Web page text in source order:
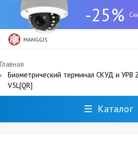
-25%
MANGGIS
Главная
Биометрический терминал СКУД и УРВ
V5L[QR]
Каталог